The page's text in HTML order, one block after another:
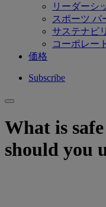
リーダーシ
スポーツ パ
サステナビ
コーポレー
価格
Subscribe
What is
should you